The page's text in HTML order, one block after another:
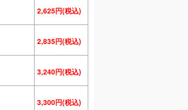
2,625円(税込)
2,835円(税込)
3,240円(税込)
3,300円(税込)